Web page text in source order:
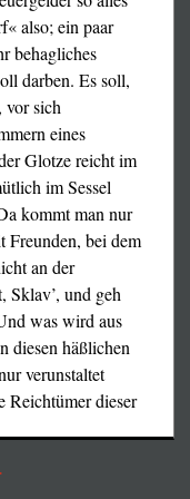
den Dialog an!
Religion
Staat!
Staat;
Lenin wäre nur
also; ein paar
behagliches
darben. Es soll,
vor sich
eines
Glotze reicht im
im Sessel
kommt man nur
Freunden, bei dem
an der
und geh
was wird aus
diesen häßlichen
verunstaltet
dieser